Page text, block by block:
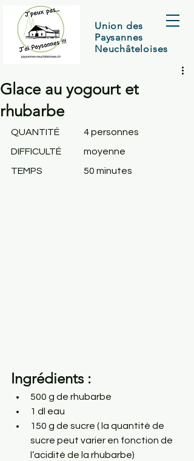
Union des
Paysannes
Neuchâteloises
Glace au yogourt et
rhubarbe
4 personnes
DIFFICULTÉ	moyenne
TEMPS
		50 minutes
Ingrédients :
500 g de rhubarbe
1 dl eau
150 g de sucre ( la quantité de
sucre peut varier en fonction de
l’acidité de la rhubarbe)